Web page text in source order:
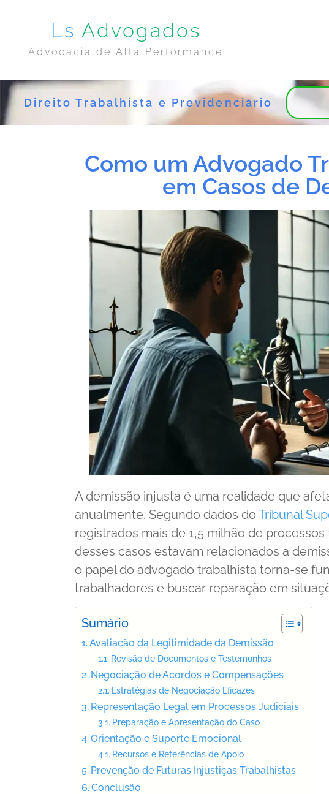
Ls Advogados
Advocacia de Alta Performance
Direito Trabalhista e Previdenciário
Como um Advogado
em Casos de
A demissão injusta é uma realidade que
anualmente. Segundo dados do Tribunal
registrados mais de 1,5 milhão de
desses casos estavam relacionados a
o papel do advogado trabalhista torna-se
trabalhadores e buscar reparação em
Sumário
Avaliação da Legitimidade da Demissão
Revisão de Documentos e Testemunhos
Negociação de Acordos e Compensações
Estratégias de Negociação Eficazes
Representação Legal em Processos Judiciais
Preparação e Apresentação do Caso
Orientação e Suporte Emocional
Recursos e Referências de Apoio
Prevenção de Futuras Injustiças Trabalhistas
Conclusão